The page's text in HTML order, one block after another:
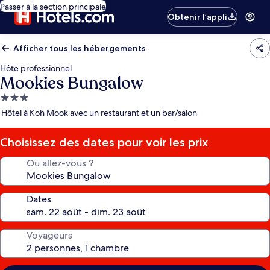
Passer à la section principale
Obtenir l’appli
Afficher tous les hébergements
Hôte professionnel
Mookies Bungalow
Hébergement
3.0 étoiles
Hôtel à Koh Mook avec un restaurant et un bar/salon
Choisissez des dates pour voir les prix
Où allez-vous ?
Dates
Voyageurs